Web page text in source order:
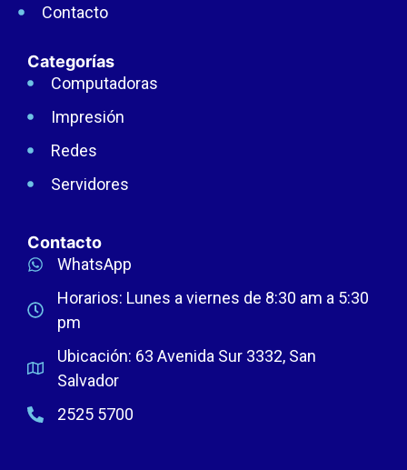
Contacto
Categorías
Computadoras
Impresión
Redes
Servidores
Contacto
WhatsApp
Horarios: Lunes a viernes de 8:30 am a 5:30
pm
Ubicación: 63 Avenida Sur 3332, San
Salvador
2525 5700